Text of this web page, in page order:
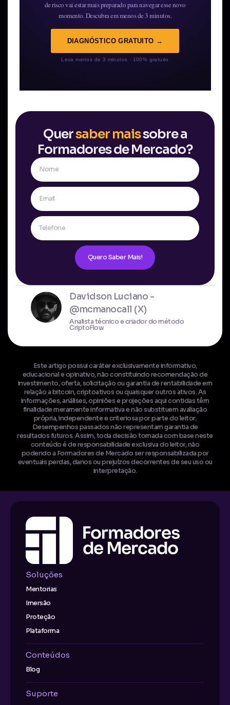
de risco vai estar mais preparado para navegar esse novo
momento. Descubra em menos de 3 minutos.
DIAGNÓSTICO GRATUITO →
Leva menos de 3 minutos · 100% gratuito
Quersaber maissobre a
Formadores de Mercado?
Quero Saber Mais!
Davidson Luciano -
@mcmanocall (X)
Analista técnico e criador do método
CriptoFlow
Este artigo possui caráter exclusivamente informativo,
educacional e opinativo, não constituindo recomendação de
investimento, oferta, solicitação ou garantia de rentabilidade em
relação a bitcoin, criptoativos ou quaisquer outros ativos. As
informações, análises, opiniões e projeções aqui contidas têm
finalidade meramente informativa e não substituem avaliação
própria, independente e criteriosa por parte do leitor.
Desempenhos passados não representam garantia de
resultados futuros. Assim, toda decisão tomada com base neste
conteúdo é de responsabilidade exclusiva do leitor, não
podendo a Formadores de Mercado ser responsabilizada por
eventuais perdas, danos ou prejuízos decorrentes de seu uso ou
interpretação.
Soluções
Mentorias
Imersão
Proteção
Plataforma
Conteúdos
Blog
Suporte